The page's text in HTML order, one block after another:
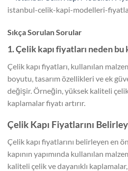
istanbul-celik-kapi-modelleri-
Sıkça Sorulan Sorular
1. Çelik kapı fiyatları neden
Çelik kapı fiyatları, kullanılan
boyutu, tasarım özellikleri ve ek
değişir. Örneğin, yüksek kaliteli
kaplamalar fiyatı artırır.
Çelik Kapı Fiyatlarını
Çelik kapı fiyatlarını belirleyen en
kapının yapımında kullanılan
kaliteli çelik ve dayanıklı